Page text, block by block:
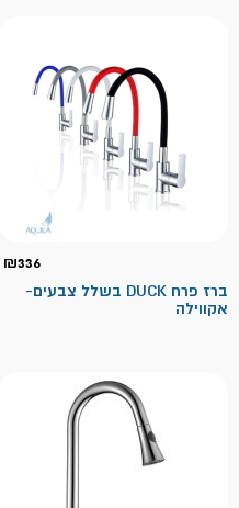
₪336
ברז פרח DUCK בשלל צבעים-
אקווילה